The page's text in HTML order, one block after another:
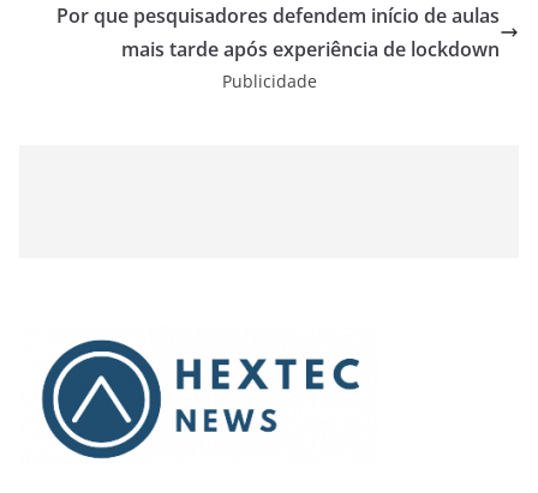
Por que pesquisadores defendem início de aulas
mais tarde após experiência de lockdown
Publicidade